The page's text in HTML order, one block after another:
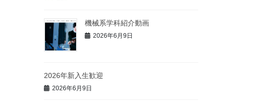
機械系学科紹介動画
2026年6月9日
2026年新入生歓迎
2026年6月9日